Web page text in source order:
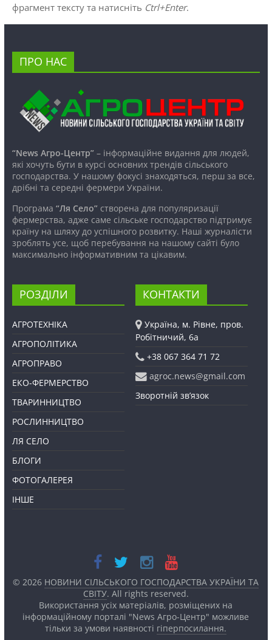
фрагмент тексту та натисніть Ctrl+Enter.
ПРО НАС
“News Агро-Центр”– інформаційне видання для людей,
які хочуть бути в курсі основних трендів сільського
господарства. У нашому фокусі знаходяться, перш за все,
дрібні та середні фермери України.
Програма “Ля Село”створена для популяризації
фермерства, адже саме сільське господарство підтримує
країну на шляху до успішного розвитку. Наші журналісти
зроблять усе, щоб перебування на нашому сайті було
максимально інформативним та цікавим.
РОЗДІЛИ
АГРОТЕХНІКА
АГРОПОЛІТИКА
АГРОПРАВО
ЕКО-ФЕРМЕРСТВО
ТВАРИННИЦТВО
РОСЛИННИЦТВО
ЛЯ СЕЛО
БЛОГИ
ФОТОГАЛЕРЕЯ
ІНШЕ
КОНТАКТИ
Україна, м. Рівне, пров.
Робітничий, 6а
+38 067 364 71 72
agroc.news@gmail.com
Зворотній зв’язок
© 2026 НОВИНИ СІЛЬСЬКОГО ГОСПОДАРСТВА УКРАЇНИ ТА
СВІТУ. All rights reserved.
Використання усіх матеріалів, розміщених на
інформаційному порталі "News Агро-Центр" можливе
тільки за умови наявності гіперпосилання.